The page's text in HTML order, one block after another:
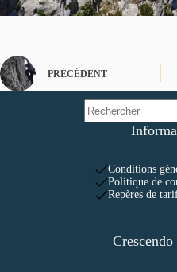
PRÉCÉDENT
Conditions
Politique de
Repères de